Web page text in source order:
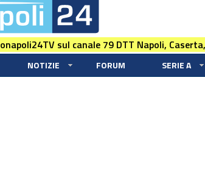
sul canale 79 DTT Napoli,
NOTIZIE FORUM SERIE A